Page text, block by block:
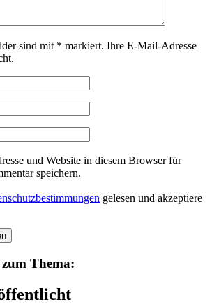
sind mit * markiert. Ihre E-Mail-Adresse
und Website in diesem Browser für
speichern.
gelesen und akzeptiere
Thema: